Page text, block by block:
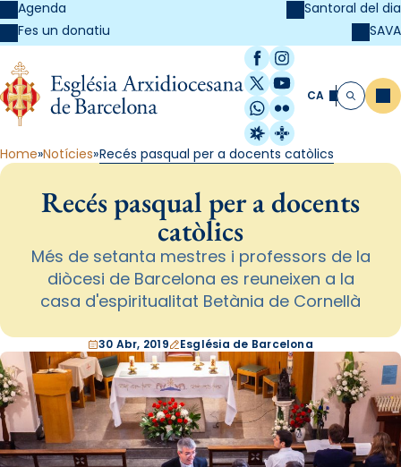
Agenda
Fes un donatiu
Santoral del dia
SAVA
Facebook
Instagram
X / Twitter
YouTube
WhatsApp
Flickr
Radio Estel
Catalunya
CA Cerca
Home Notícies Recés pasqual per a docents catòlics
Recés pasqual per a docents
catòlics
Més de setanta mestres i professors de la
diòcesi de Barcelona es reuneixen a la
casa d'espiritualitat Betània de Cornellà
30 Abr, 2019 Església de Barcelona